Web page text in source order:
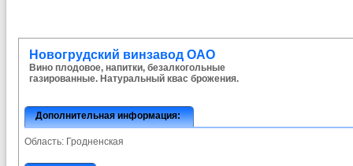
Новогрудский винзавод ОАО
Вино плодовое, напитки, безалкогольные
газированные. Натуральный квас брожения.
Дополнительная информация:
Область: Гродненская